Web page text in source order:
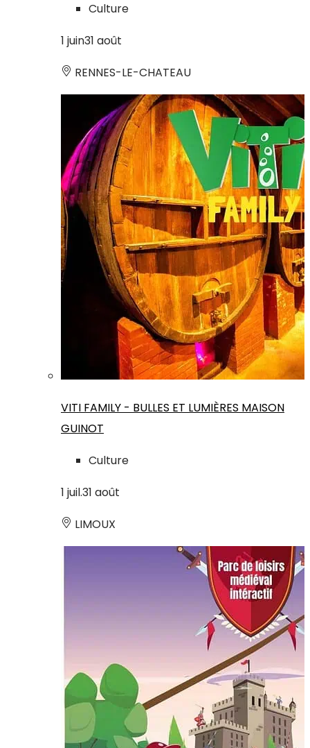
Culture
1 juin31 août
RENNES-LE-CHATEAU
VITI FAMILY - BULLES ET LUMIÈRES MAISON
GUINOT
Culture
1 juil.31 août
LIMOUX